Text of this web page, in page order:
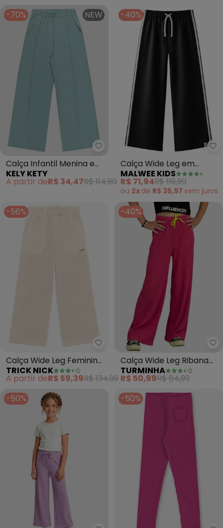
-70% NEW
Kely Kety - Calça Infantil
Calça Infantil Menina em
Moletinho Sarjado com
Bolso (Verde)
KELY KETY
A partir deR$ 34,47R$ 114,90
-40%
Calça Wide Leg em
Cotton (Preto)
MALWEE KIDS
R$ 71,94R$ 119,90
ou 2x de R$ 35,97 sem juros
-56%
Trick Nick - Calça Wide Leg
Calça Wide Leg Feminina
Infantil (Bege)
TRICK NICK
A partir deR$ 59,39R$ 134,99
-40%
Calça Wide Leg Ribana
(Rosa)
TURMINHA
R$ 50,99R$ 84,99
-50%
-50%